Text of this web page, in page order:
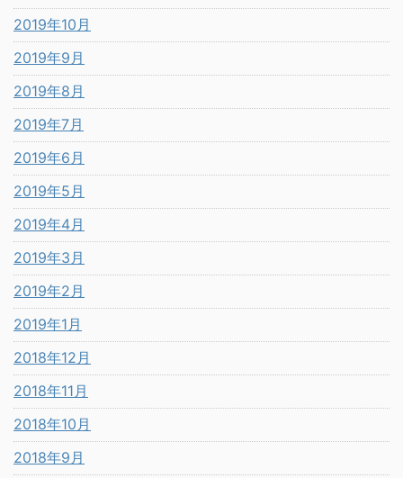
2019年10月
2019年9月
2019年8月
2019年7月
2019年6月
2019年5月
2019年4月
2019年3月
2019年2月
2019年1月
2018年12月
2018年11月
2018年10月
2018年9月